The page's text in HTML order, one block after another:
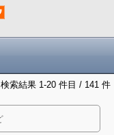
検索結果 1-20 件目 / 141 件